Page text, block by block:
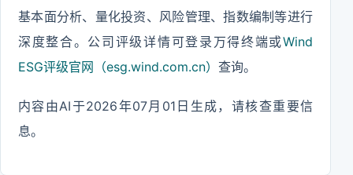
基本面分析、量化投资、风险管理、指数编制等进行
深度整合。公司评级详情可登录万得终端或Wind
ESG评级官网（esg.wind.com.cn） 查询。
内容由AI于2026年07月01日生成，请核查重要信
息。